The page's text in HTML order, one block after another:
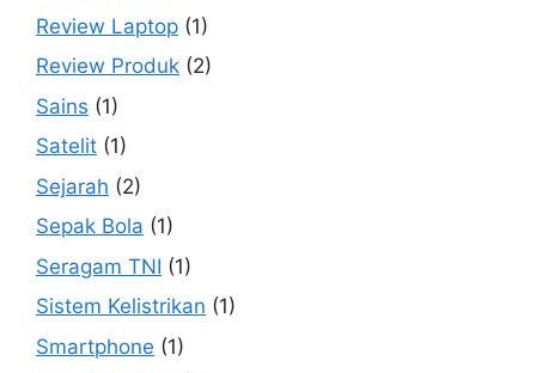
Review Laptop (1)
Review Produk (2)
Sains (1)
Satelit (1)
Sejarah (2)
Sepak Bola (1)
Seragam TNI (1)
Sistem Kelistrikan (1)
Smartphone (1)